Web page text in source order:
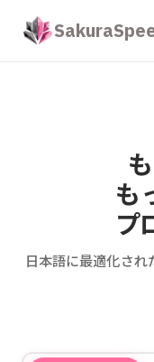
も
プ
日本語に最適化さ